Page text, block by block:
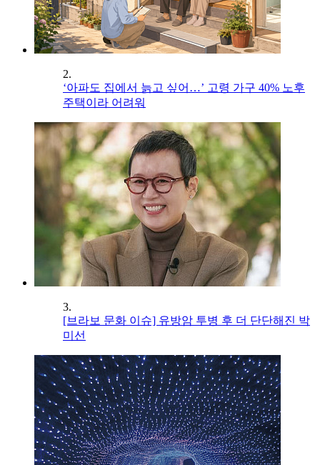
2.
‘아파도 집에서 늙고 싶어…’ 고령 가구 40% 노후
주택이라 어려워
3.
[브라보 문화 이슈] 유방암 투병 후 더 단단해진 박
미선